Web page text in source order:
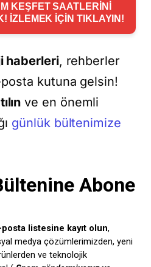
KEŞFET SAATLERİNİ
İZLEMEK İÇİN TIKLAYIN!
haberleri, rehberler
kutuna gelsin!
ve en önemli
günlük bültenimize